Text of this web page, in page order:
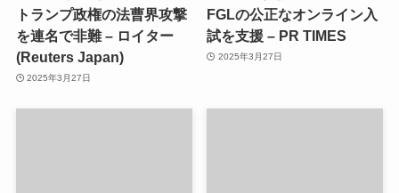
トランプ政権の法曹界攻撃
を連名で非難 – ロイター
(Reuters Japan)
2025年3月27日
FGLの公正なオンライン入
試を支援 – PR TIMES
2025年3月27日